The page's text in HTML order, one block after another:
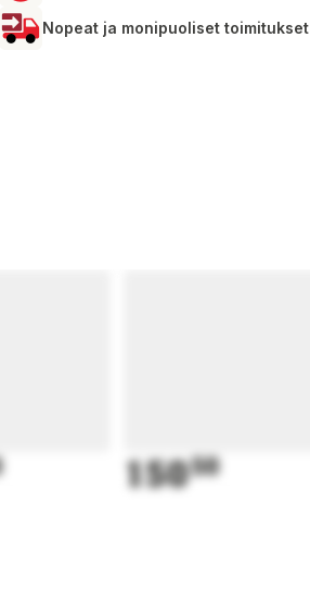
Nopeat ja monipuoliset toimitukset
15050